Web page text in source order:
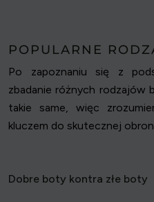
POPULARNE
Po zapoznaniu się z
zbadanie różnych
takie same, więc
kluczem do skutecznej
Dobre boty kontra złe boty